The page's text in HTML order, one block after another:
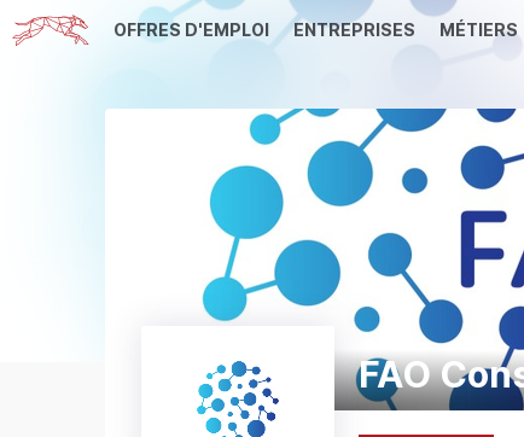
OFFRES D'EMPLOI ENTREPRISES MÉTIERS
FAO